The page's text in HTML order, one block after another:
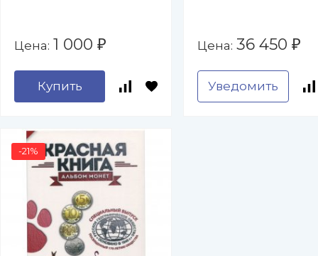
Цена: 1 000 ₽
Купить
Цена: 36 450 ₽
Уведомить
-21%